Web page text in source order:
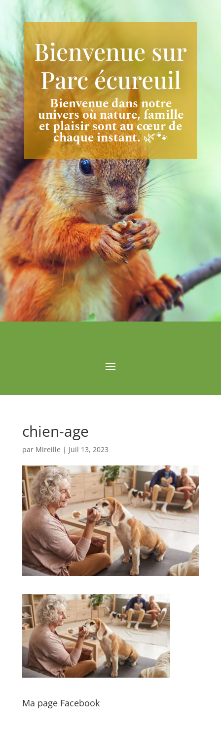
Bienvenue sur
Parc écureuil
Bienvenue dans notre
univers où nature, famille
et plaisir sont au cœur de
chaque instant.🌿🐾
chien-age
par Mireille | Juil 13, 2023
Ma page Facebook